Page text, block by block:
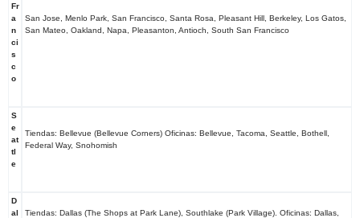
Fr
a
n
ci
s
c
o
San Jose, Menlo Park, San Francisco, Santa Rosa, Pleasant Hill, Berkeley, Los Gatos,
San Mateo, Oakland, Napa, Pleasanton, Antioch, South San Francisco
S
e
at
tl
e
Tiendas: Bellevue (Bellevue Corners) Oficinas: Bellevue, Tacoma, Seattle, Bothell,
Federal Way, Snohomish
D
al
Tiendas: Dallas (The Shops at Park Lane), Southlake (Park Village). Oficinas: Dallas,